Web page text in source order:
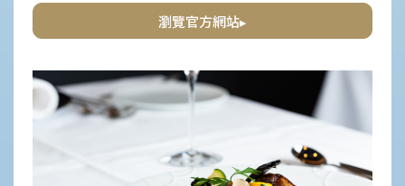
瀏覽官方網站▸